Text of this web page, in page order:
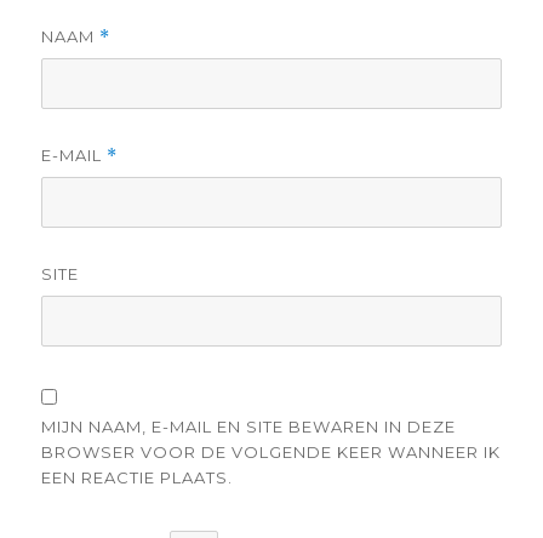
NAAM *
E-MAIL *
SITE
MIJN NAAM, E-MAIL EN SITE BEWAREN IN DEZE
BROWSER VOOR DE VOLGENDE KEER WANNEER IK
EEN REACTIE PLAATS.